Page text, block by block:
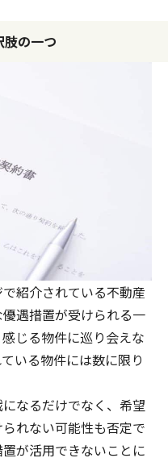
の一つ
紹介されている不動産
遇措置が受けられる一
じる物件に巡り会えな
いる物件には数に限り
なるだけでなく、希望
れない可能性も否定で
が活用できないことに